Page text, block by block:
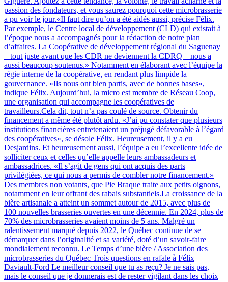
passion des fondateurs, et vous saurez pourquoi cette microbrasserie
a pu voir le jour.«Il faut dire qu’on a été aidés aussi, précise Félix.
Par exemple, le Centre local de développement (CLD) qui existait à
l’époque nous a accompagnés pour la rédaction de notre plan
d’affaires. La Coopérative de développement régional du Saguenay
– tout juste avant que les CDR ne deviennent la CDRQ – nous a
aussi beaucoup soutenus.» Notamment en élaborant avec l’équipe la
régie interne de la coopérative, en rendant plus limpide la
gouvernance. «Ils nous ont bien partis, avec de bonnes bases»,
indique Félix. Aujourd’hui, la micro est membre de Réseau Coop,
une organisation qui accompagne les coopératives de
travailleurs.Cela dit, tout n’a pas coulé de source. Obtenir du
financement a même été plutôt ardu. «J’ai pu constater que plusieurs
institutions financières entretenaient un préjugé défavorable à l’égard
des coopératives», se désole Félix. Heureusement, il y a eu
Desjardins. Et heureusement aussi, l’équipe a eu l’excellente idée de
solliciter ceux et celles qu’elle appelle leurs ambassadeurs et
ambassadrices. «Il s’agit de gens qui ont acquis des parts
privilégiées, ce qui nous a permis de combler notre financement.»
Des membres non votants, que Pie Braque traite aux petits oignons,
notamment en leur offrant des rabais substantiels.La croissance de la
bière artisanale a atteint un sommet autour de 2015, avec plus de
100 nouvelles brasseries ouvertes en une décennie. En 2024, plus de
70% des microbrasseries avaient moins de 5 ans. Malgré un
ralentissement marqué depuis 2022, le Québec continue de se
démarquer dans l’originalité et sa variété, doté d’un savoir-faire
mondialement reconnu. Le Temps d’une bière / Association des
microbrasseries du Québec Trois questions en rafale à Félix
Daviault-Ford Le meilleur conseil que tu as reçu? Je ne sais pas,
mais le conseil que je donnerais est de rester vigilant dans les choix